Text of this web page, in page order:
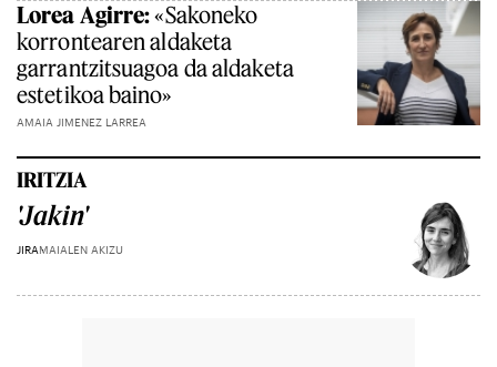
Lorea Agirre:«Sakoneko
korrontearen aldaketa
garrantzitsuagoa da aldaketa
estetikoa baino»
AMAIA JIMENEZ LARREA
IRITZIA
'Jakin'
JIRAMAIALEN AKIZU